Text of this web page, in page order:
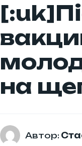
на
Автор: